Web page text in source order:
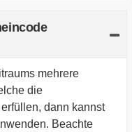
mehrere
die
dann kannst
Beachte